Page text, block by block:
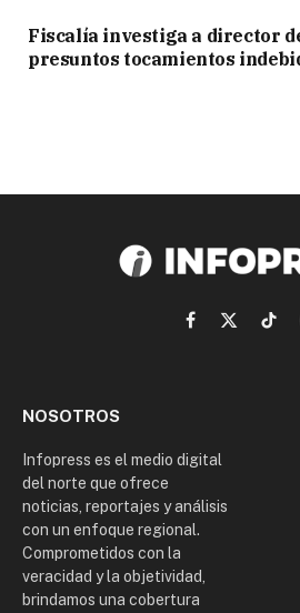
Fiscalía investiga a director
presuntos tocamientos
Facebook
X
NOSOTROS
Infopress es el medio digital
del norte que ofrece
noticias, reportajes y análisis
con un enfoque regional.
Comprometidos con la
veracidad y la objetividad,
brindamos una cobertura